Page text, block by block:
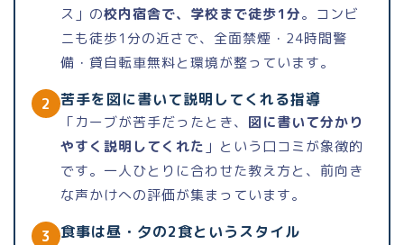
ス」の校内宿舎で、学校まで徒歩1分。コンビ
ニも徒歩1分の近さで、全面禁煙・24時間警
備・貸自転車無料と環境が整っています。
2 苦手を図に書いて説明してくれる指導
「カーブが苦手だったとき、 図に書いて分かり
やすく説明してくれた 」という口コミが象徴的
です。一人ひとりに合わせた教え方と、前向き
な声かけへの評価が集まっています。
3 食事は昼・夕の2食というスタイル